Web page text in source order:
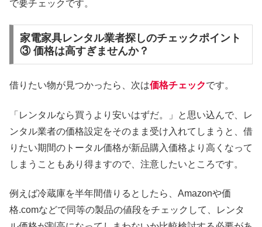
で要チェックです。
家電家具レンタル業者探しのチェックポイント
③ 価格は高すぎませんか？
借りたい物が見つかったら、次は価格チェックです。
「レンタルなら買うより安いはずだ。」と思い込んで、レ
ンタル業者の価格設定をそのまま受け入れてしまうと、借
りたい期間のトータル価格が新品購入価格より高くなって
しまうこともあり得ますので、注意したいところです。
例えば冷蔵庫を半年間借りるとしたら、Amazonや価
格.comなどで同等の製品の値段をチェックして、レンタ